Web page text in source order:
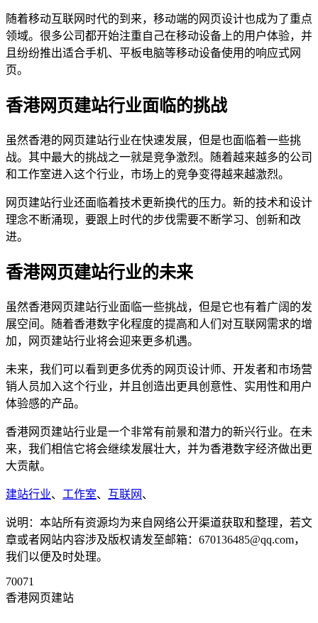
随着移动互联网时代的到来，移动端的网页设计也成为了重点
领域。很多公司都开始注重自己在移动设备上的用户体验，并
且纷纷推出适合手机、平板电脑等移动设备使用的响应式网
页。
香港网页建站行业面临的挑战
虽然香港的网页建站行业在快速发展，但是也面临着一些挑
战。其中最大的挑战之一就是竞争激烈。随着越来越多的公司
和工作室进入这个行业，市场上的竞争变得越来越激烈。
网页建站行业还面临着技术更新换代的压力。新的技术和设计
理念不断涌现，要跟上时代的步伐需要不断学习、创新和改
进。
香港网页建站行业的未来
虽然香港网页建站行业面临一些挑战，但是它也有着广阔的发
展空间。随着香港数字化程度的提高和人们对互联网需求的增
加，网页建站行业将会迎来更多机遇。
未来，我们可以看到更多优秀的网页设计师、开发者和市场营
销人员加入这个行业，并且创造出更具创意性、实用性和用户
体验感的产品。
香港网页建站行业是一个非常有前景和潜力的新兴行业。在未
来，我们相信它将会继续发展壮大，并为香港数字经济做出更
大贡献。
建站行业、 工作室、 互联网 、
说明：本站所有资源均为来自网络公开渠道获取和整理，若文
章或者网站内容涉及版权请发至邮箱：670136485@qq.com，
我们以便及时处理。
70071
香港网页建站